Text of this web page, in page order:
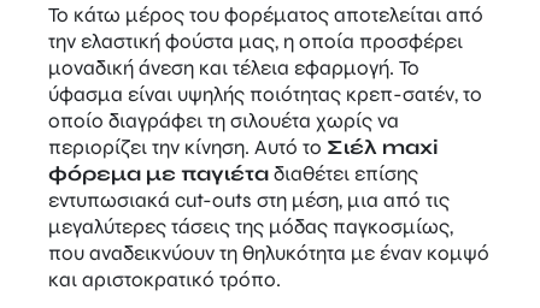
Το κάτω μέρος του φορέματος αποτελείται από
την ελαστική φούστα μας, η οποία προσφέρει
μοναδική άνεση και τέλεια εφαρμογή. Το
ύφασμα είναι υψηλής ποιότητας κρεπ-σατέν, το
οποίο διαγράφει τη σιλουέτα χωρίς να
περιορίζει την κίνηση. Αυτό το Σιέλ maxi
φόρεμα με παγιέταδιαθέτει επίσης
εντυπωσιακά cut-outs στη μέση, μια από τις
μεγαλύτερες τάσεις της μόδας παγκοσμίως,
που αναδεικνύουν τη θηλυκότητα με έναν κομψό
και αριστοκρατικό τρόπο.